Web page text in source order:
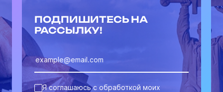
ПОДПИШИТЕСЬ НА
РАССЫЛКУ!
Я соглашаюсь с обработкой моих